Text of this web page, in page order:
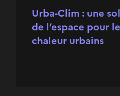
Urba-Clim : une
de l’espace pour
chaleur urbains